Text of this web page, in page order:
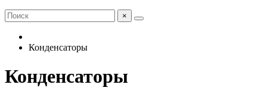
×
Конденсаторы
Конденсаторы